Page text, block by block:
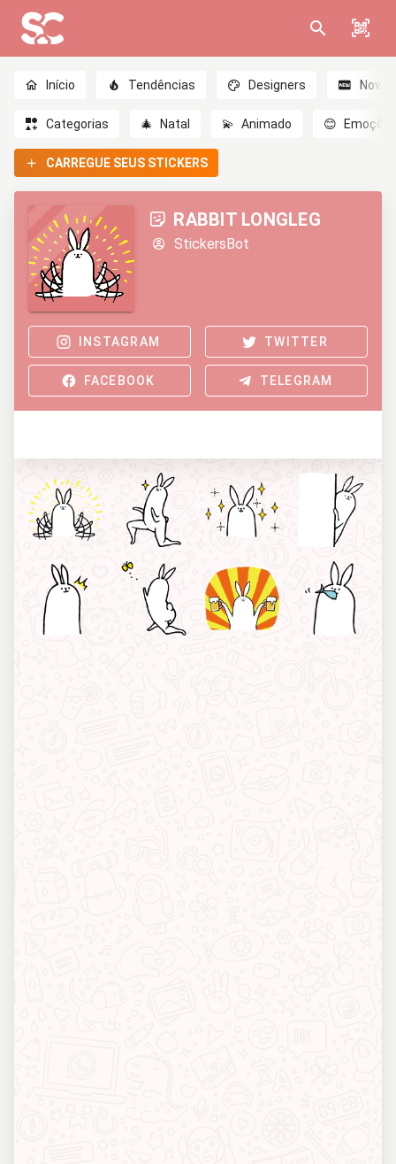
Início Tendências Designers Novo
Categorias 🎄 Natal 💫 Animado 😊
CARREGUE SEUS STICKERS
RABBIT LONGLEG
StickersBot
INSTAGRAM TWITTER
FACEBOOK TELEGRAM